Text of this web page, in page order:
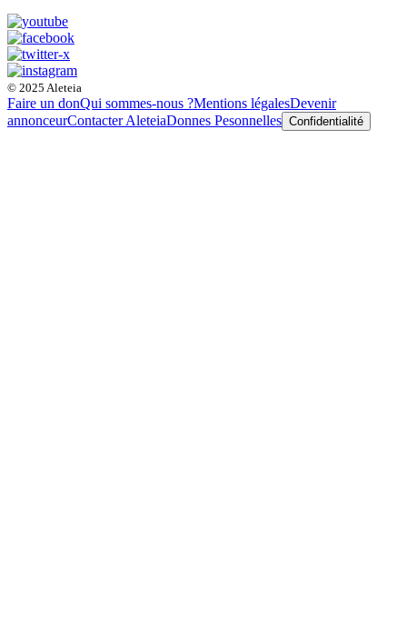
© 2025 Aleteia
Faire un donQui sommes-nous ?Mentions légalesDevenir
annonceurContacter AleteiaDonnes Pesonnelles Confidentialité